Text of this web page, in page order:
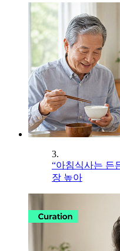
3.
“아침식사는 든
장 높아